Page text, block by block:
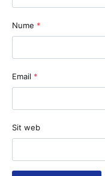
Nume *
Email *
Sit web